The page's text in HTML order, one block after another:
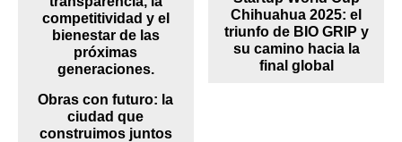
Obras con futuro: la
ciudad que
construimos juntos
Chihuahua 2025: el
triunfo de BIO GRIP y
su camino hacia la
final global